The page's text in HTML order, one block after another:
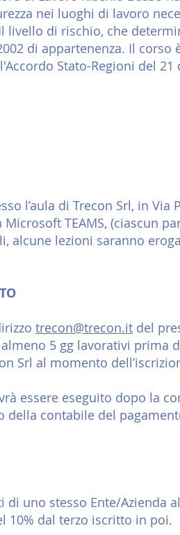
nei luoghi di lavoro
Il livello di rischio, che
di appartenenza. Il corso
Stato-Regioni del 21
l’aula di Trecon Srl, in
TEAMS, (ciascun
alcune lezioni saranno
trecon@trecon.it del
5 gg lavorativi prima
Srl al momento
essere eseguito dopo la
della contabile del
uno stesso Ente/Azienda
10% dal terzo iscritto in poi.